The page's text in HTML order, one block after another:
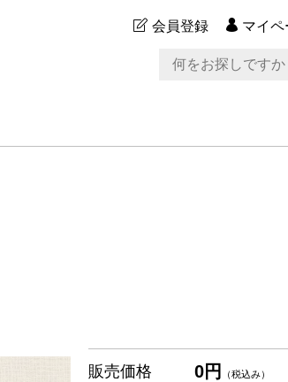
会員登録 マイペ
販売価格 0円 （税込み）